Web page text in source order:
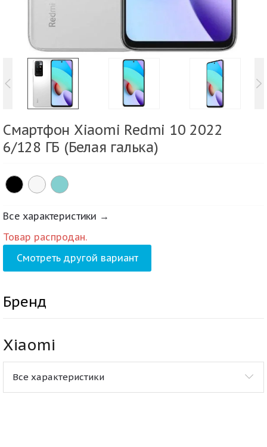
Смартфон Xiaomi Redmi 10 2022
6/128 ГБ (Белая галька)
Все характеристики →
Товар распродан.
Смотреть другой вариант
Бренд
Xiaomi
Все характеристики